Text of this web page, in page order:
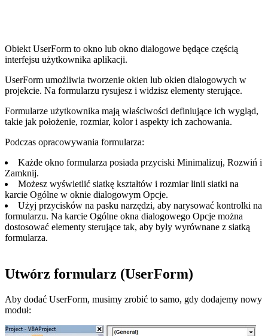
Obiekt UserForm to okno lub okno dialogowe będące częścią
interfejsu użytkownika aplikacji.
UserForm umożliwia tworzenie okien lub okien dialogowych w
projekcie. Na formularzu rysujesz i widzisz elementy sterujące.
Formularze użytkownika mają właściwości definiujące ich wygląd,
takie jak położenie, rozmiar, kolor i aspekty ich zachowania.
Podczas opracowywania formularza:
Każde okno formularza posiada przyciski Minimalizuj, Rozwiń i
Zamknij.
Możesz wyświetlić siatkę kształtów i rozmiar linii siatki na
karcie Ogólne w oknie dialogowym Opcje.
Użyj przycisków na pasku narzędzi, aby narysować kontrolki na
formularzu. Na karcie Ogólne okna dialogowego Opcje można
dostosować elementy sterujące tak, aby były wyrównane z siatką
formularza.
Utwórz formularz (UserForm)
Aby dodać UserForm, musimy zrobić to samo, gdy dodajemy nowy
moduł: